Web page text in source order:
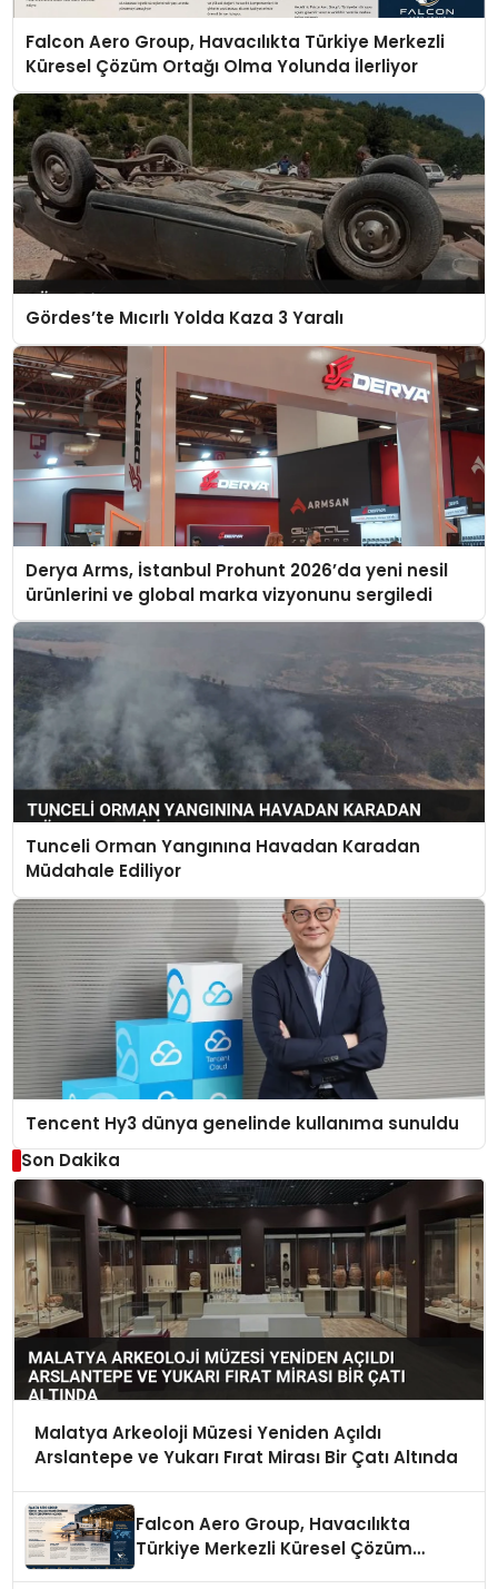
Falcon Aero Group, Havacılıkta Türkiye Merkezli
Küresel Çözüm Ortağı Olma Yolunda İlerliyor
Gördes’te Mıcırlı Yolda Kaza 3 Yaralı
Derya Arms, İstanbul Prohunt 2026’da yeni nesil
ürünlerini ve global marka vizyonunu sergiledi
Tunceli Orman Yangınına Havadan Karadan
Müdahale Ediliyor
Tencent Hy3 dünya genelinde kullanıma sunuldu
Son Dakika
Malatya Arkeoloji Müzesi Yeniden Açıldı
Arslantepe ve Yukarı Fırat Mirası Bir Çatı Altında
Falcon Aero Group, Havacılıkta
Türkiye Merkezli Küresel Çözüm